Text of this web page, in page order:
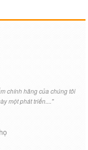
chính hãng của chúng tôi
một phát triển...."